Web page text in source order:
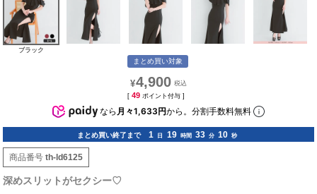
ブラック
まとめ買い対象
¥4,900
[ 49 ポイント付与 ]
なら 月々1,633円から。分割手数料無料
まとめ買い終了まで 1 日 19 時間 33 分 09 秒
商品番号 th-ld6125
深めスリットがセクシー♡